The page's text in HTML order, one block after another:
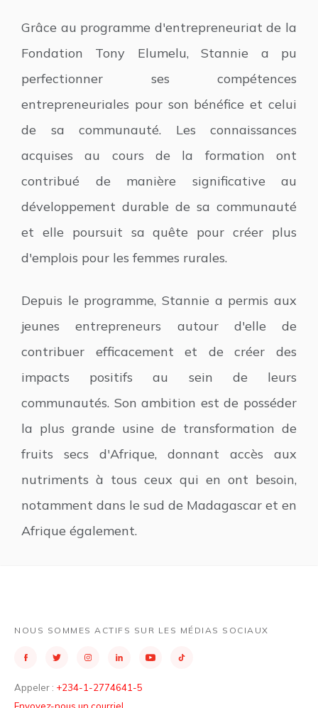
Grâce au programme d'entrepreneuriat de la
Fondation Tony Elumelu, Stannie a pu
perfectionner ses compétences
entrepreneuriales pour son bénéfice et celui
de sa communauté. Les connaissances
acquises au cours de la formation ont
contribué de manière significative au
développement durable de sa communauté
et elle poursuit sa quête pour créer plus
d'emplois pour les femmes rurales.
Depuis le programme, Stannie a permis aux
jeunes entrepreneurs autour d'elle de
contribuer efficacement et de créer des
impacts positifs au sein de leurs
communautés. Son ambition est de posséder
la plus grande usine de transformation de
fruits secs d'Afrique, donnant accès aux
nutriments à tous ceux qui en ont besoin,
notamment dans le sud de Madagascar et en
Afrique également.
NOUS SOMMES ACTIFS SUR LES MÉDIAS SOCIAUX
Appeler : +234-1-2774641-5